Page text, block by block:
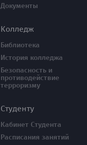
Документы
Колледж
Библиотека
История колледжа
Безопасность и
противодействие
терроризму
Студенту
Кабинет Студента
Расписания занятий